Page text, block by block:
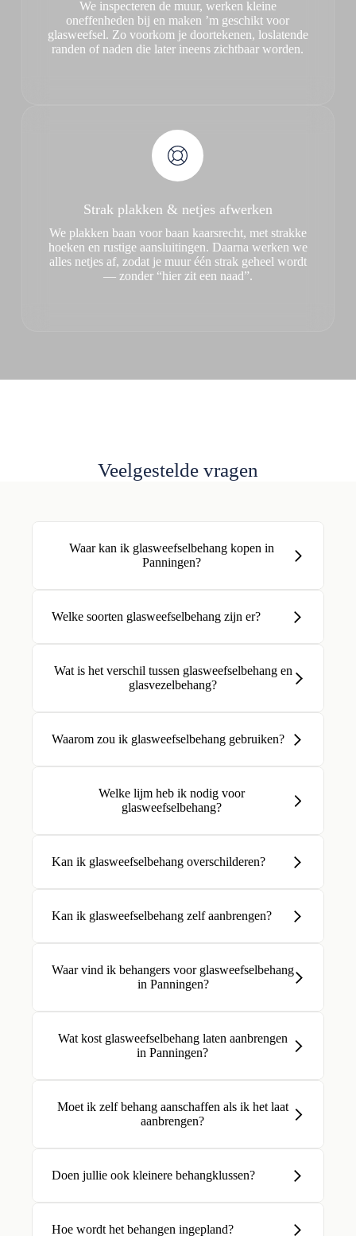
We inspecteren de muur, werken kleine
oneffenheden bij en maken ’m geschikt voor
glasweefsel. Zo voorkom je doortekenen, loslatende
randen of naden die later ineens zichtbaar worden.
Strak plakken & netjes afwerken
We plakken baan voor baan kaarsrecht, met strakke
hoeken en rustige aansluitingen. Daarna werken we
alles netjes af, zodat je muur één strak geheel wordt
— zonder “hier zit een naad”.
Veelgestelde vragen
Waar kan ik glasweefselbehang kopen in
Panningen?
Welke soorten glasweefselbehang zijn er?
Wat is het verschil tussen glasweefselbehang en
glasvezelbehang?
Waarom zou ik glasweefselbehang gebruiken?
Welke lijm heb ik nodig voor
glasweefselbehang?
Kan ik glasweefselbehang overschilderen?
Kan ik glasweefselbehang zelf aanbrengen?
Waar vind ik behangers voor glasweefselbehang
in Panningen?
Wat kost glasweefselbehang laten aanbrengen
in Panningen?
Moet ik zelf behang aanschaffen als ik het laat
aanbrengen?
Doen jullie ook kleinere behangklussen?
Hoe wordt het behangen ingepland?